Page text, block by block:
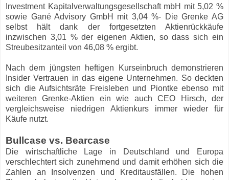
Investment Kapitalverwaltungsgesellschaft mbH mit 5,02 %
sowie Gané Advisory GmbH mit 3,04 %- Die Grenke AG
selbst hält dank der fortgesetzten Aktienrückkäufe
inzwischen 3,01 % der eigenen Aktien, so dass sich ein
Streubesitzanteil von 46,08 % ergibt.
Nach dem jüngsten heftigen Kurseinbruch demonstrieren
Insider Vertrauen in das eigene Unternehmen. So deckten
sich die Aufsichtsräte Freisleben und Piontke ebenso mit
weiteren Grenke-Aktien ein wie auch CEO Hirsch, der
vergleichsweise niedrigen Aktienkurs immer wieder für
Käufe nutzt.
Bullcase vs. Bearcase
Die wirtschaftliche Lage in Deutschland und Europa
verschlechtert sich zunehmend und damit erhöhen sich die
Zahlen an Insolvenzen und Kreditausfällen. Die hohen